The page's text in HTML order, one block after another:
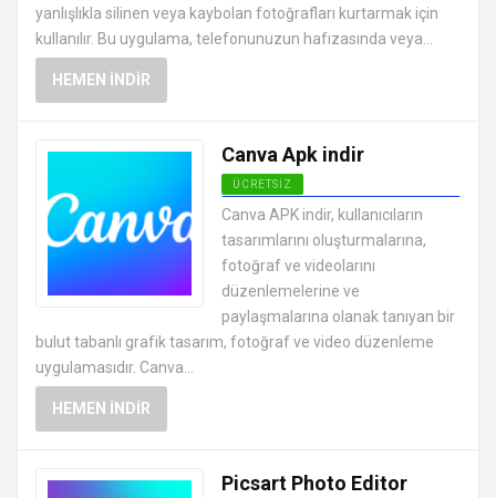
yanlışlıkla silinen veya kaybolan fotoğrafları kurtarmak için
kullanılır. Bu uygulama, telefonunuzun hafızasında veya...
HEMEN İNDIR
Canva Apk indir
ÜCRETSIZ
ANDROID FOTOĞRAF DÜZENLEME
UYGULAMALARI APK
Canva APK indir, kullanıcıların
tasarımlarını oluşturmalarına,
fotoğraf ve videolarını
düzenlemelerine ve
paylaşmalarına olanak tanıyan bir
bulut tabanlı grafik tasarım, fotoğraf ve video düzenleme
uygulamasıdır. Canva...
HEMEN İNDIR
Picsart Photo Editor